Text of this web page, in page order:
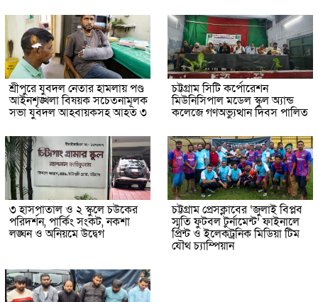
শ্রীপুরে যুবদল নেতার হামলায় পণ্ড
আইনশৃঙ্খলা বিষয়ক সচেতনামূলক
সভা যুবদল আহবায়কসহ আহত ৩
চট্টগ্রাম সিটি কর্পোরেশন
মিউনিসিপাল মডেল স্কুল অ্যান্ড
কলেজে গণঅভ্যুত্থান দিবস পালিত
৩ হাসপাতাল ও ২ স্কুলে চউকের
পরিদর্শন, পার্কিং সংকট, নকশা
লঙ্ঘন ও অনিয়মে উদ্বেগ
চট্টগ্রাম প্রেসক্লাবের ‘জুলাই বিপ্লব
স্মৃতি ফুটবল টুর্নামেন্ট’ ফাইনালে
প্রিন্ট ও ইলেকট্রনিক মিডিয়া টিম
যৌথ চ্যাম্পিয়ান